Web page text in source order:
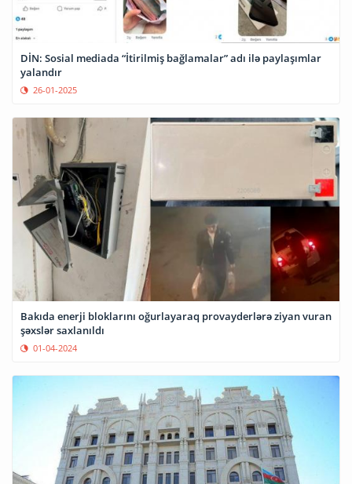
DİN: Sosial mediada “İtirilmiş bağlamalar” adı ilə paylaşımlar
yalandır
26-01-2025
Bakıda enerji bloklarını oğurlayaraq provayderlərə ziyan vuran
şəxslər saxlanıldı
01-04-2024